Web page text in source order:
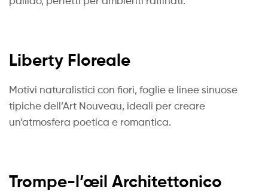
Liberty Floreale
Motivi naturalistici con fiori, foglie e linee sinuose
tipiche dell’Art Nouveau, ideali per creare
un’atmosfera poetica e romantica.
Trompe-l’œil Architettonico